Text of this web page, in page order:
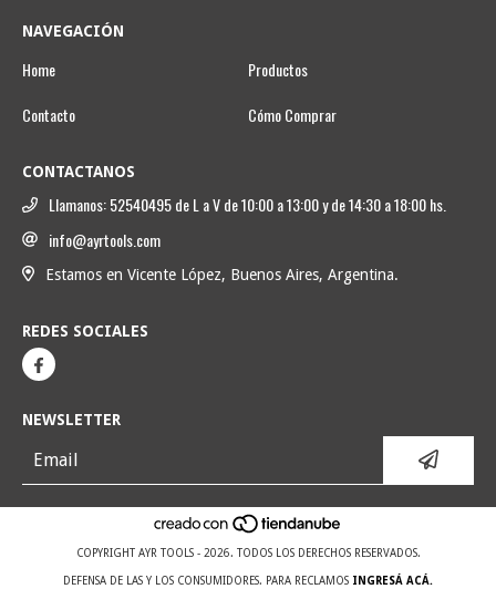
NAVEGACIÓN
Home
Productos
Contacto
Cómo Comprar
CONTACTANOS
Llamanos: 52540495 de L a V de 10:00 a 13:00 y de 14:30 a 18:00 hs.
info@ayrtools.com
Estamos en Vicente López, Buenos Aires, Argentina.
REDES SOCIALES
NEWSLETTER
COPYRIGHT AYR TOOLS - 2026. TODOS LOS DERECHOS RESERVADOS.
DEFENSA DE LAS Y LOS CONSUMIDORES. PARA RECLAMOS INGRESÁ ACÁ.